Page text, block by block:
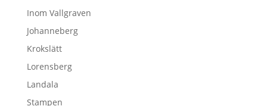
Inom Vallgraven
Johanneberg
Krokslätt
Lorensberg
Landala
Stampen